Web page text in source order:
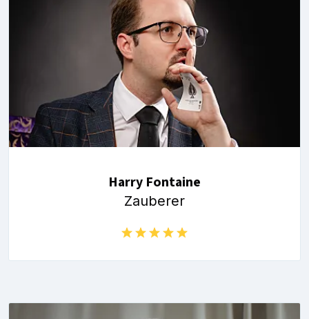
Harry Fontaine
Zauberer